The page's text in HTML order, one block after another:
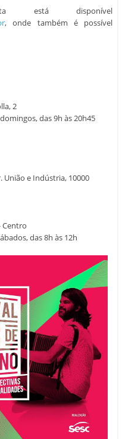
está disponível
, onde também é possível
2
das 9h às 20h45
União e Indústria, 10000
Centro
das 8h às 12h